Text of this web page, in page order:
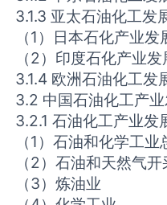
3.1.3 亚太石油化工发
（1）日本石化产业发
（2）印度石化产业
3.1.4 欧洲石油化工发
3.2 中国石油化工产
3.2.1 石油化工产业发
（1）石油和化学工
（2）石油和天然气开
（3）炼油业